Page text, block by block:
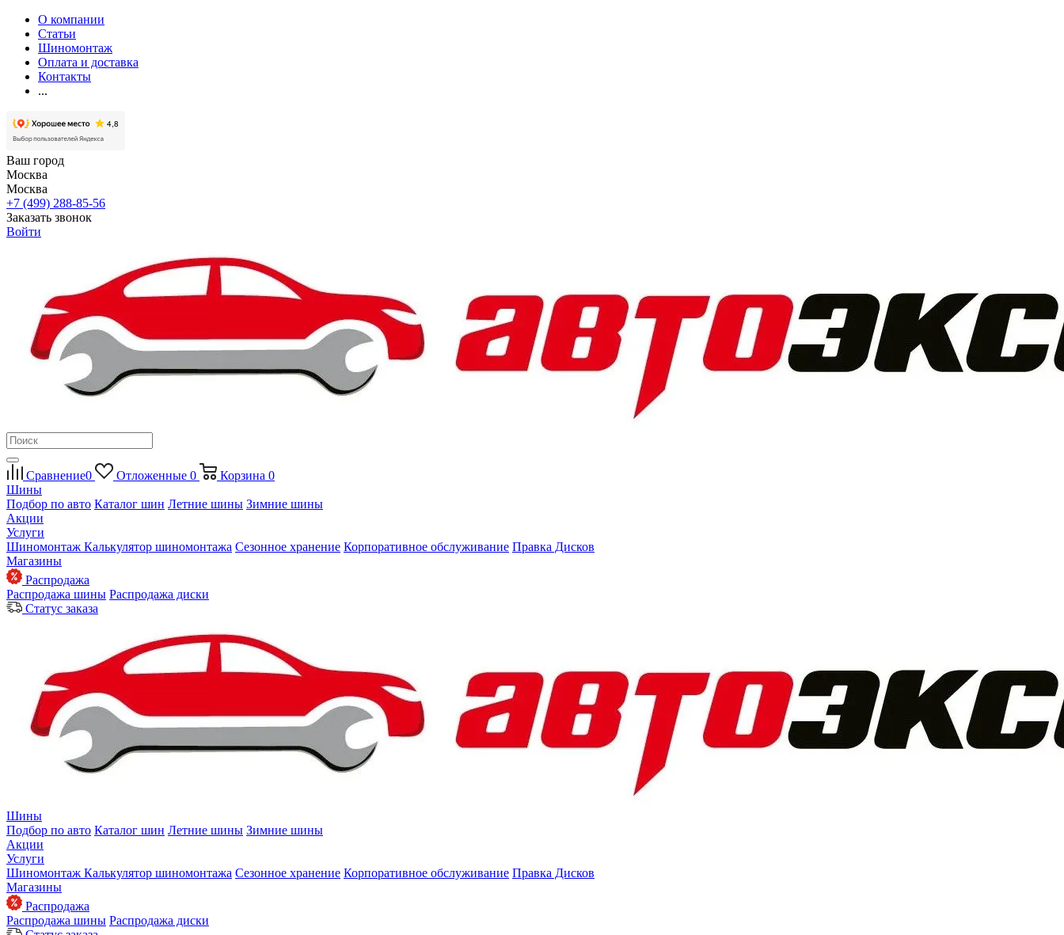
О компании
Статьи
Шиномонтаж
Оплата и доставка
Контакты
...
Ваш город
Москва
Москва
+7 (499) 288-85-56
Заказать звонок
Войти
Сравнение0 Отложенные 0 Корзина 0
Шины
Подбор по авто Каталог шин Летние шины Зимние шины
Акции
Услуги
Шиномонтаж Калькулятор шиномонтажа Сезонное хранение Корпоративное обслуживание Правка Дисков
Магазины
Распродажа
Распродажа шины Распродажа диски
Статус заказа
Шины
Подбор по авто Каталог шин Летние шины Зимние шины
Акции
Услуги
Шиномонтаж Калькулятор шиномонтажа Сезонное хранение Корпоративное обслуживание Правка Дисков
Магазины
Распродажа
Распродажа шины Распродажа диски